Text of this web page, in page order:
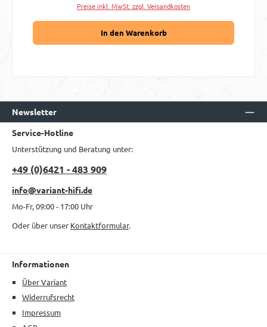
Preise inkl. MwSt. zzgl. Versandkosten
In den Warenkorb
Newsletter
Service-Hotline
Unterstützung und Beratung unter:
+49 (0)6421 - 483 909
info@variant-hifi.de
Mo-Fr, 09:00 - 17:00 Uhr
Oder über unser Kontaktformular.
Informationen
Über Variant
Widerrufsrecht
Impressum